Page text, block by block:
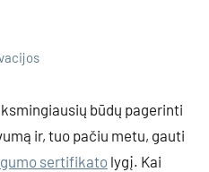
būdų pagerinti
ir, tuo pačiu metu, gauti
sertifikatolygį. Kai